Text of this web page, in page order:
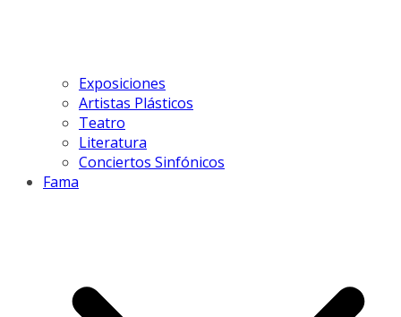
Exposiciones
Artistas Plásticos
Teatro
Literatura
Conciertos Sinfónicos
Fama